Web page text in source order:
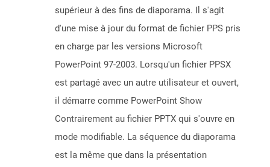
supérieur à des fins de diaporama. Il s'agit
d'une mise à jour du format de fichier PPS pris
en charge par les versions Microsoft
PowerPoint 97-2003. Lorsqu'un fichier PPSX
est partagé avec un autre utilisateur et ouvert,
il démarre comme PowerPoint Show
Contrairement au fichier PPTX qui s'ouvre en
mode modifiable. La séquence du diaporama
est la même que dans la présentation